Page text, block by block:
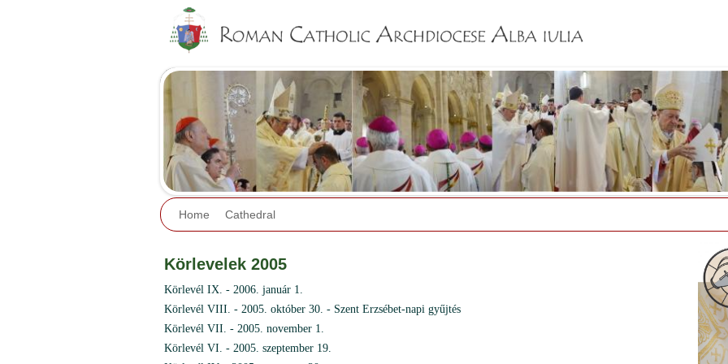
Home Cathedral
Körlevelek 2005
Körlevél IX. - 2006. január 1.
Körlevél VIII. - 2005. október 30. - Szent Erzsébet-napi gyűjtés
Körlevél VII. - 2005. november 1.
Körlevél VI. - 2005. szeptember 19.